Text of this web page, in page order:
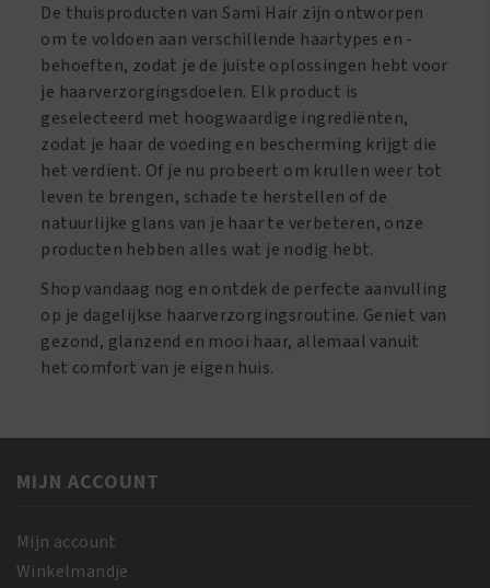
De thuisproducten van Sami Hair zijn ontworpen
om te voldoen aan verschillende haartypes en -
behoeften, zodat je de juiste oplossingen hebt voor
je haarverzorgingsdoelen. Elk product is
geselecteerd met hoogwaardige ingrediënten,
zodat je haar de voeding en bescherming krijgt die
het verdient. Of je nu probeert om krullen weer tot
leven te brengen, schade te herstellen of de
natuurlijke glans van je haar te verbeteren, onze
producten hebben alles wat je nodig hebt.
Shop vandaag nog en ontdek de perfecte aanvulling
op je dagelijkse haarverzorgingsroutine. Geniet van
gezond, glanzend en mooi haar, allemaal vanuit
het comfort van je eigen huis.
MIJN ACCOUNT
Mijn account
Winkelmandje